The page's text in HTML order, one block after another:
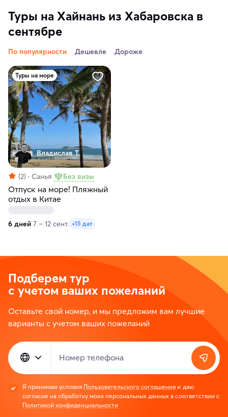
Туры на Хайнань из Хабаровска в
сентябре
По популярности Дешевле Дороже
Туры на море
Владислав Т.
(2) Санья Без визы
Отпуск на море! Пляжный
отдых в Китае
6 дней 7 – 12 сент. +15 дат
Подберем тур
с учетом ваших пожеланий
Оставьте свой номер, и мы предложим вам лучшие
варианты с учетом ваших пожеланий
Номер телефона
Я принимаю условия Пользовательского соглашения и даю
согласие на обработку моих персональных данных в соответствии с
Политикой конфиденциальности